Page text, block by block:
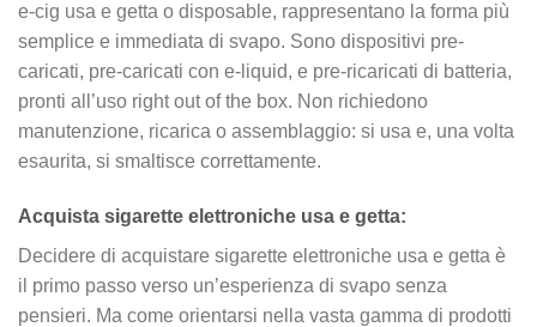
e-cig usa e getta o disposable, rappresentano la forma più
semplice e immediata di svapo. Sono dispositivi pre-
caricati, pre-caricati con e-liquid, e pre-ricaricati di batteria,
pronti all’uso right out of the box. Non richiedono
manutenzione, ricarica o assemblaggio: si usa e, una volta
esaurita, si smaltisce correttamente.
Acquista sigarette elettroniche usa e getta:
Decidere di acquistare sigarette elettroniche usa e getta è
il primo passo verso un’esperienza di svapo senza
pensieri. Ma come orientarsi nella vasta gamma di prodotti